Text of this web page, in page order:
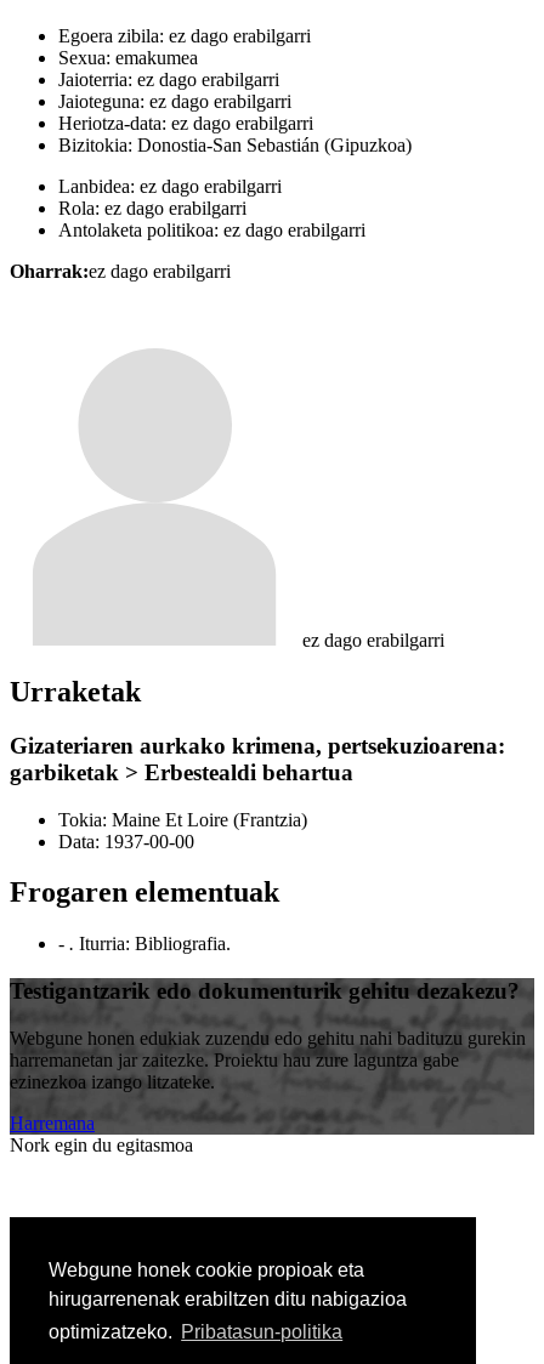
Webgune honek cookie propioak eta
hirugarrenenak erabiltzen ditu nabigazioa
optimizatzeko. Pribatasun-politika
Egoera zibila: ez dago erabilgarri
Sexua: emakumea
Jaioterria: ez dago erabilgarri
Jaioteguna: ez dago erabilgarri
Heriotza-data: ez dago erabilgarri
Bizitokia: Donostia-San Sebastián (Gipuzkoa)
Lanbidea: ez dago erabilgarri
Rola: ez dago erabilgarri
Antolaketa politikoa: ez dago erabilgarri
Oharrak:ez dago erabilgarri
ez dago erabilgarri
Urraketak
Gizateriaren aurkako krimena, pertsekuzioarena:
garbiketak > Erbestealdi behartua
Tokia: Maine Et Loire (Frantzia)
Data: 1937-00-00
Frogaren elementuak
- . Iturria: Bibliografia.
Testigantzarik edo dokumenturik gehitu dezakezu?
Webgune honen edukiak zuzendu edo gehitu nahi badituzu gurekin
harremanetan jar zaitezke. Proiektu hau zure laguntza gabe
ezinezkoa izango litzateke.
Harremana
Nork egin du egitasmoa
Erakunde laguntzailea